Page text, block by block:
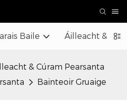
Baile Áilleacht &
& Cúram Pearsanta
Bainteoir Gruaige